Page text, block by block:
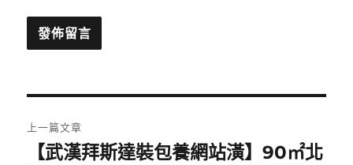
章
上一篇文章
【武漢拜斯達裝包養網站潢】90㎡北